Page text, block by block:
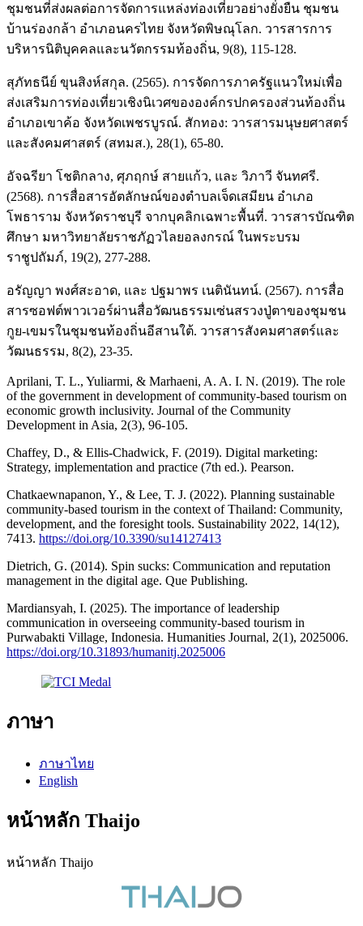
ชุมชนที่ส่งผลต่อการจัดการแหล่งท่องเที่ยวอย่างยั่งยืน ชุมชน
บ้านร่องกล้า อำเภอนครไทย จังหวัดพิษณุโลก. วารสารการ
บริหารนิติบุคคลและนวัตกรรมท้องถิ่น, 9(8), 115-128.
สุภัทธนีย์ ขุนสิงห์สกุล. (2565). การจัดการภาครัฐแนวใหม่เพื่อ
ส่งเสริมการท่องเที่ยวเชิงนิเวศขององค์กรปกครองส่วนท้องถิ่น
อำเภอเขาค้อ จังหวัดเพชรบูรณ์. สักทอง: วารสารมนุษยศาสตร์
และสังคมศาสตร์ (สทมส.), 28(1), 65-80.
อัจฉรียา โชติกลาง, ศุภฤกษ์ สายแก้ว, และ วิภาวี จันทศรี.
(2568). การสื่อสารอัตลักษณ์ของตำบลเจ็ดเสมียน อำเภอ
โพธาราม จังหวัดราชบุรี จากบุคลิกเฉพาะพื้นที่. วารสารบัณฑิต
ศึกษา มหาวิทยาลัยราชภัฏวไลยอลงกรณ์ ในพระบรม
ราชูปถัมภ์, 19(2), 277-288.
อรัญญา พงศ์สะอาด, และ ปฐมาพร เนตินันทน์. (2567). การสื่อ
สารซอฟต์พาวเวอร์ผ่านสื่อวัฒนธรรมเซ่นสรวงปู่ตาของชุมชน
กูย-เขมรในชุมชนท้องถิ่นอีสานใต้. วารสารสังคมศาสตร์และ
วัฒนธรรม, 8(2), 23-35.
Aprilani, T. L., Yuliarmi, & Marhaeni, A. A. I. N. (2019). The role
of the government in development of community-based tourism on
economic growth inclusivity. Journal of the Community
Development in Asia, 2(3), 96-105.
Chaffey, D., & Ellis-Chadwick, F. (2019). Digital marketing:
Strategy, implementation and practice (7th ed.). Pearson.
Chatkaewnapanon, Y., & Lee, T. J. (2022). Planning sustainable
community-based tourism in the context of Thailand: Community,
development, and the foresight tools. Sustainability 2022, 14(12),
7413. https://doi.org/10.3390/su14127413
Dietrich, G. (2014). Spin sucks: Communication and reputation
management in the digital age. Que Publishing.
Mardiansyah, I. (2025). The importance of leadership
communication in overseeing community-based tourism in
Purwabakti Village, Indonesia. Humanities Journal, 2(1), 2025006.
https://doi.org/10.31893/humanitj.2025006
ภาษา
ภาษาไทย
English
หน้าหลัก Thaijo
หน้าหลัก Thaijo